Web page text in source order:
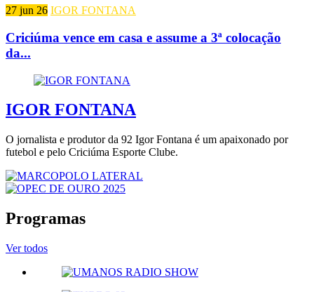
27 jun 26 IGOR FONTANA
Criciúma vence em casa e assume a 3ª colocação
da...
IGOR FONTANA
O jornalista e produtor da 92 Igor Fontana é um apaixonado por
futebol e pelo Criciúma Esporte Clube.
Programas
Ver todos